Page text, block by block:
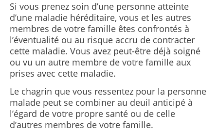
Si vous prenez soin d’une personne atteinte
d’une maladie héréditaire, vous et les autres
membres de votre famille êtes confrontés à
l’éventualité ou au risque accru de contracter
cette maladie. Vous avez peut-être déjà soigné
ou vu un autre membre de votre famille aux
prises avec cette maladie.
Le chagrin que vous ressentez pour la personne
malade peut se combiner au deuil anticipé à
l’égard de votre propre santé ou de celle
d’autres membres de votre famille.